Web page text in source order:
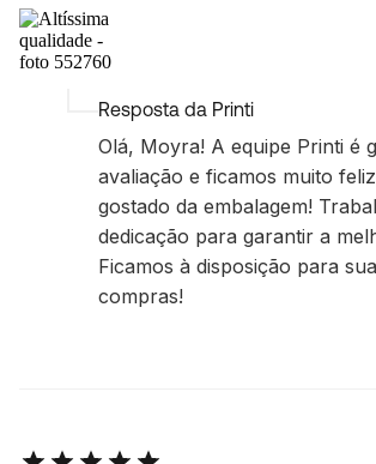
Resposta da Printi
Olá, Moyra! A equipe Printi é
avaliação e ficamos muito
gostado da embalagem!
dedicação para garantir a
Ficamos à disposição para
compras!